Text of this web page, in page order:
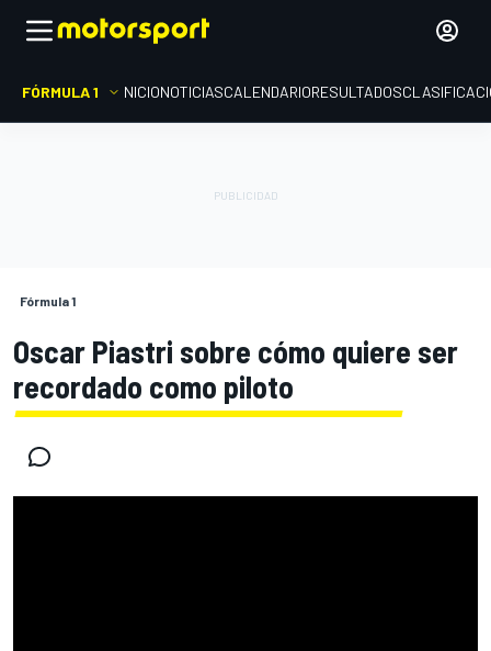
FÓRMULA 1 INICIONOTICIASCALENDARIORESULTADOS
Fórmula 1
Oscar Piastri sobre cómo quiere ser
recordado como piloto